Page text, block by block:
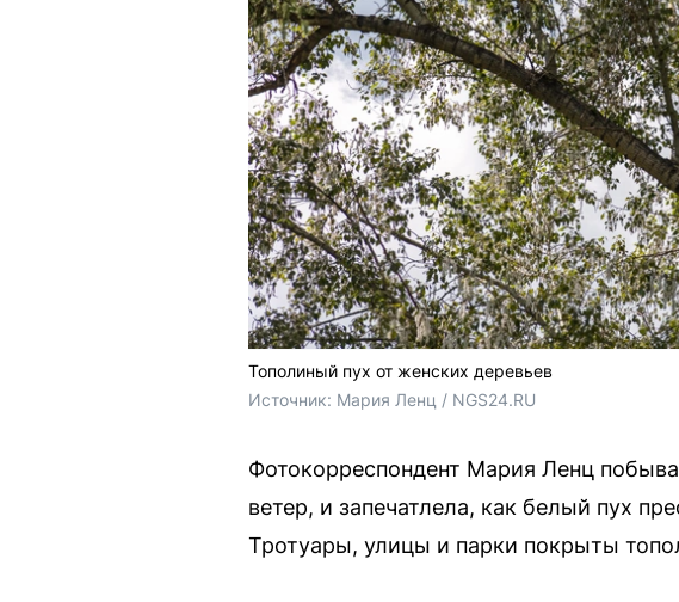
Тополиный пух от женских деревьев
Источник: Мария Ленц / NGS24.RU
Фотокорреспондент Мария Ленц
ветер, и запечатлела, как белый пух
Тротуары, улицы и парки покрыты